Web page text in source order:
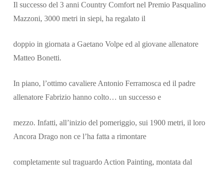
Il successo del 3 anni Country Comfort nel Premio Pasqualino
Mazzoni, 3000 metri in siepi, ha regalato il
doppio in giornata a Gaetano Volpe ed al giovane allenatore
Matteo Bonetti.
In piano, l’ottimo cavaliere Antonio Ferramosca ed il padre
allenatore Fabrizio hanno colto… un successo e
mezzo. Infatti, all’inizio del pomeriggio, sui 1900 metri, il loro
Ancora Drago non ce l’ha fatta a rimontare
completamente sul traguardo Action Painting, montata dal